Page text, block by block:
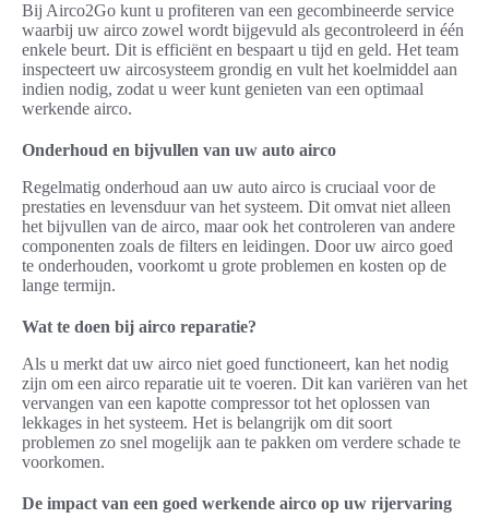
Bij Airco2Go kunt u profiteren van een gecombineerde service
waarbij uw airco zowel wordt bijgevuld als gecontroleerd in één
enkele beurt. Dit is efficiënt en bespaart u tijd en geld. Het team
inspecteert uw aircosysteem grondig en vult het koelmiddel aan
indien nodig, zodat u weer kunt genieten van een optimaal
werkende airco.
Onderhoud en bijvullen van uw auto airco
Regelmatig onderhoud aan uw auto airco is cruciaal voor de
prestaties en levensduur van het systeem. Dit omvat niet alleen
het bijvullen van de airco, maar ook het controleren van andere
componenten zoals de filters en leidingen. Door uw airco goed
te onderhouden, voorkomt u grote problemen en kosten op de
lange termijn.
Wat te doen bij airco reparatie?
Als u merkt dat uw airco niet goed functioneert, kan het nodig
zijn om een airco reparatie uit te voeren. Dit kan variëren van het
vervangen van een kapotte compressor tot het oplossen van
lekkages in het systeem. Het is belangrijk om dit soort
problemen zo snel mogelijk aan te pakken om verdere schade te
voorkomen.
De impact van een goed werkende airco op uw rijervaring